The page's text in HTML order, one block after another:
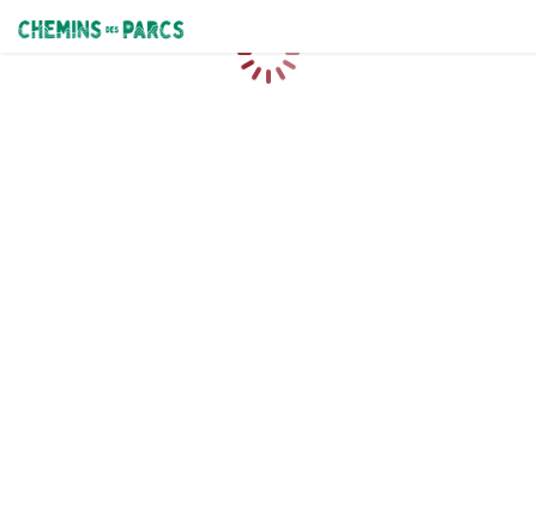
Chemins des Parcs
Caricamento